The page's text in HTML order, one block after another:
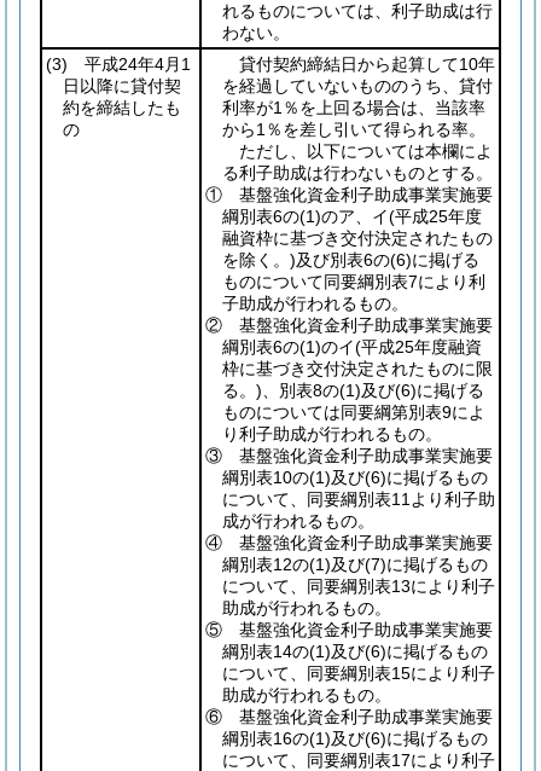
れるものについては、利子助成は行
わない。
(3) 平成24年4月1
日以降に貸付契
約を締結したも
の
貸付契約締結日から起算して10年
を経過していないもののうち、貸付
利率が1％を上回る場合は、当該率
から1％を差し引いて得られる率。
ただし、以下については本欄によ
る利子助成は行わないものとする。
① 基盤強化資金利子助成事業実施要
綱別表6の(1)のア、イ(平成25年度
融資枠に基づき交付決定されたもの
を除く。)及び別表6の(6)に掲げる
ものについて同要綱別表7により利
子助成が行われるもの。
② 基盤強化資金利子助成事業実施要
綱別表6の(1)のイ(平成25年度融資
枠に基づき交付決定されたものに限
る。) 、別表8の(1)及び(6)に掲げる
ものについては同要綱第別表9によ
り利子助成が行われるもの。
③ 基盤強化資金利子助成事業実施要
綱別表10の(1)及び(6)に掲げるもの
について、同要綱別表11より利子助
成が行われるもの。
④ 基盤強化資金利子助成事業実施要
綱別表12の(1)及び(7)に掲げるもの
について、同要綱別表13により利子
助成が行われるもの。
⑤ 基盤強化資金利子助成事業実施要
綱別表14の(1)及び(6)に掲げるもの
について、同要綱別表15により利子
助成が行われるもの。
⑥ 基盤強化資金利子助成事業実施要
綱別表16の(1)及び(6)に掲げるもの
について、同要綱別表17により利子